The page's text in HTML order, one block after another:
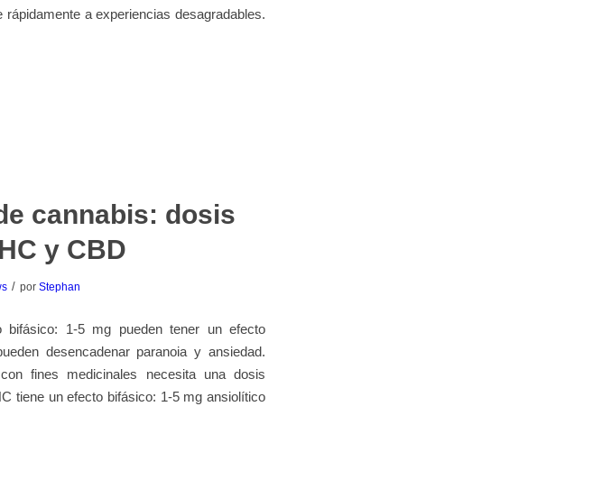
a experiencias desagradables.
cannabis: dosis
y CBD
/ por Stephan
1-5 mg pueden tener un efecto
desencadenar paranoia y ansiedad.
fines medicinales necesita una dosis
tiene un efecto bifásico: 1-5 mg ansiolítico